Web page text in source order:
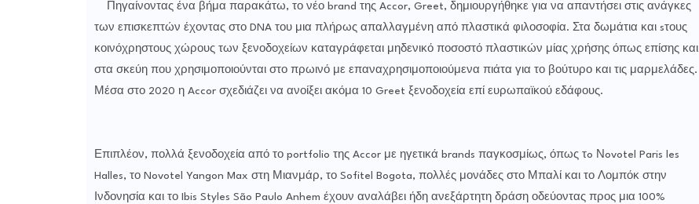
Πηγαίνοντας ένα βήμα παρακάτω, το νέο brand της Accor, Greet, δημιουργήθηκε για να απαντήσει στις ανάγκες
των επισκεπτών έχοντας στο DNA του μια πλήρως απαλλαγμένη από πλαστικά φιλοσοφία. Στα δωμάτια και sτους
κοινόχρηστους χώρους των ξενοδοχείων καταγράφεται μηδενικό ποσοστό πλαστικών μίας χρήσης όπως επίσης και
στα σκεύη που χρησιμοποιούνται στο πρωινό με επαναχρησιμοποιούμενα πιάτα για το βούτυρο και τις μαρμελάδες.
Μέσα στο 2020 η Accor σχεδιάζει να ανοίξει ακόμα 10 Greet ξενοδοχεία επί ευρωπαϊκού εδάφους.
Επιπλέον, πολλά ξενοδοχεία από το portfolio της Accor με ηγετικά brands παγκοσμίως, όπως τo Νovotel Paris les
Halles, το Novotel Yangon Max στη Μιανμάρ, το Sofitel Bogota, πολλές μονάδες στο Μπαλί και το Λομπόκ στην
Ινδονησία και το Ibis Styles São Paulo Anhem έχουν αναλάβει ήδη ανεξάρτητη δράση οδεύοντας προς μια 100%